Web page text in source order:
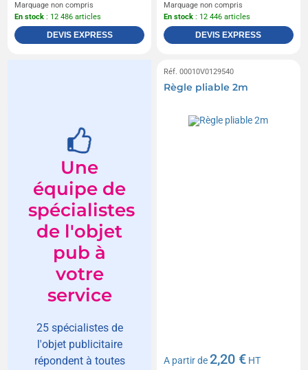
Marquage non compris
En stock : 12 486 articles
DEVIS EXPRESS
Marquage non compris
En stock : 12 446 articles
DEVIS EXPRESS
Une
équipe de
spécialistes
de l'objet
pub à
votre
service
25 spécialistes de
l'objet publicitaire
répondent à toutes
Réf. 00010V0129540
Règle pliable 2m
A partir de2,20 € HT